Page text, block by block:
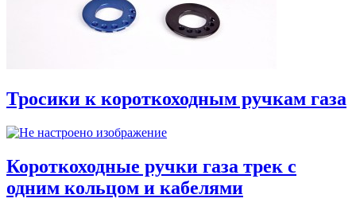
Тросики к короткоходным ручкам газа
Короткоходные ручки газа трек с
одним кольцом и кабелями